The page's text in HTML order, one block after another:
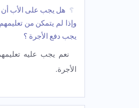
هل یجب على الأب أن
وإذا لم یتمکن من
یجب دفع الأجرة ؟
نعم یجب علیه
الأجرة.